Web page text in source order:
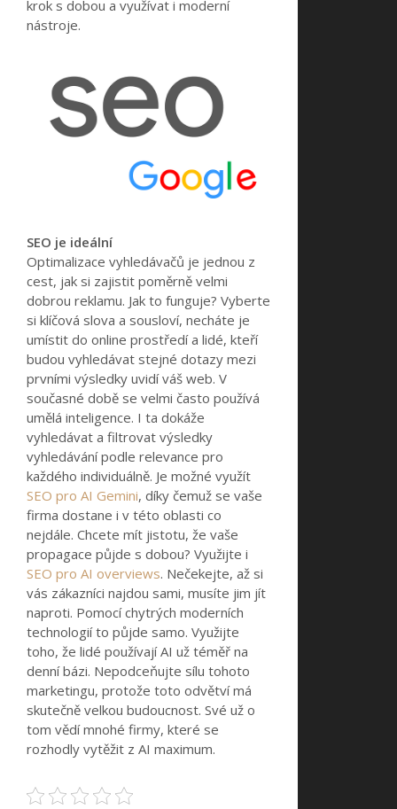
krok s dobou a využívat i moderní
nástroje.
SEO je ideální
Optimalizace vyhledávačů je jednou z
cest, jak si zajistit poměrně velmi
dobrou reklamu. Jak to funguje? Vyberte
si klíčová slova a sousloví, necháte je
umístit do online prostředí a lidé, kteří
budou vyhledávat stejné dotazy mezi
prvními výsledky uvidí váš web. V
současné době se velmi často používá
umělá inteligence. I ta dokáže
vyhledávat a filtrovat výsledky
vyhledávání podle relevance pro
každého individuálně. Je možné využít
SEO pro AI Gemini, díky čemuž se vaše
firma dostane i v této oblasti co
nejdále. Chcete mít jistotu, že vaše
propagace půjde s dobou? Využijte i
SEO pro AI overviews. Nečekejte, až si
vás zákazníci najdou sami, musíte jim jít
naproti. Pomocí chytrých moderních
technologií to půjde samo. Využijte
toho, že lidé používají AI už téměř na
denní bázi. Nepodceňujte sílu tohoto
marketingu, protože toto odvětví má
skutečně velkou budoucnost. Své už o
tom vědí mnohé firmy, které se
rozhodly vytěžit z AI maximum.